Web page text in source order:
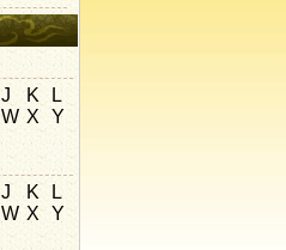
J K
L
W X
Y
J K
L
W X
Y